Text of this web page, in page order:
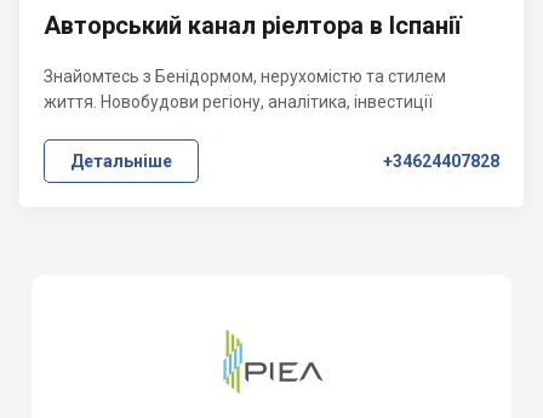
Авторський канал ріелтора в Іспанії
Знайомтесь з Бенідормом, нерухомістю та стилем
життя. Новобудови регіону, аналітика, інвестиції
Детальніше +34624407828